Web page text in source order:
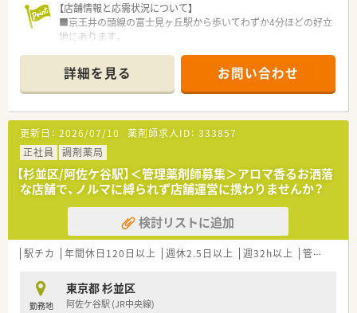
【店舗情報と応需状況について】
■京王井の頭線の富士見ヶ丘駅から歩いてわずか4分ほどの好立
地にあります。
の処方箋を応需しています。
■薬剤師は常時1名、非常勤3名体制ですが、経験豊富な事務さん
2名がしっかり補助してくれます。
【募集背景と求める人物像について】
■今回の募集は、管理薬剤師として勤務いただける方の募集で
す。
■患者様一人ひとりと丁寧に向き合える、コミュニケーションを
大切にする方を歓迎します。
【職場環境と雰囲気】
■地域に根差したアットホームな雰囲気が特徴で、幅広い年代の
スタッフが活躍中です。
■「最も好かれる調剤薬局」を目標に掲げ、患者様第一の丁寧な
■グループ内での異動がないため、腰を据えて地域の患者様との
信頼関係を築けます。
詳細を見る お問い合わせ
更新日： 2026/07/10 薬剤師求人ID： 333857
正社員
調剤薬局
【杉並区/阿佐ケ谷駅】＜管理薬剤師募集＞アロマ香るお洒落
な店舗で、ノルマに縛られず店舗運営に携わりませんか？
検討リストに追加
駅チカ 年間休日120日以上 週休2.5日以上 週32h以上 管理薬剤師
勤務地
東京都 杉並区
阿佐ケ谷駅 (JR中央線)